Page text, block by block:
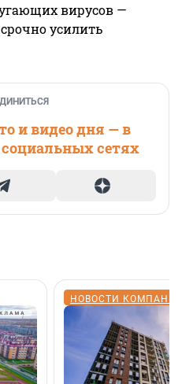
вирусов —
усилить
и видео дня — в
сетях
НОВОСТИ